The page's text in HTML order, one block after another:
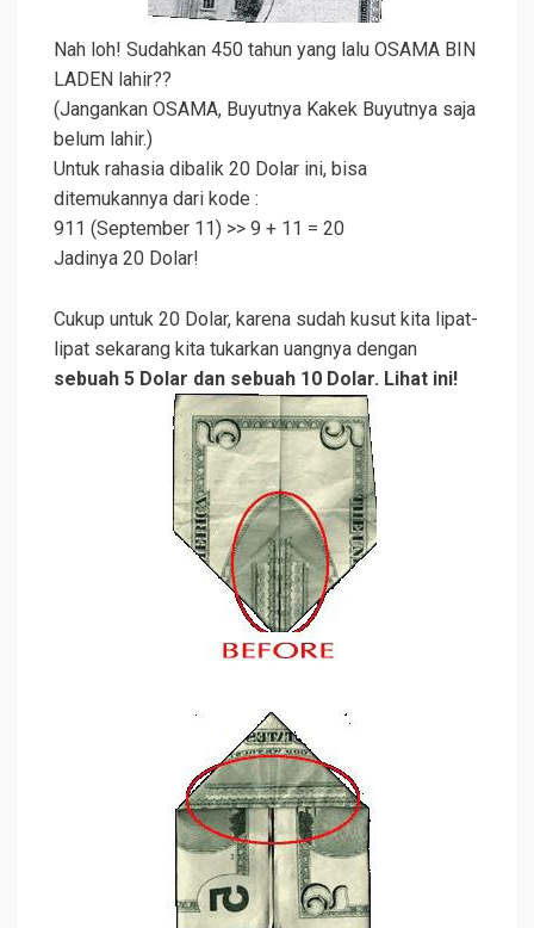
Nah loh! Sudahkan 450 tahun yang lalu OSAMA BIN
LADEN lahir??
(Jangankan OSAMA, Buyutnya Kakek Buyutnya saja
belum lahir.)
Untuk rahasia dibalik 20 Dolar ini, bisa
ditemukannya dari kode :
911 (September 11) >> 9 + 11 = 20
Jadinya 20 Dolar!
Cukup untuk 20 Dolar, karena sudah kusut kita lipat-
lipat sekarang kita tukarkan uangnya dengan
sebuah 5 Dolar dan sebuah 10 Dolar. Lihat ini!